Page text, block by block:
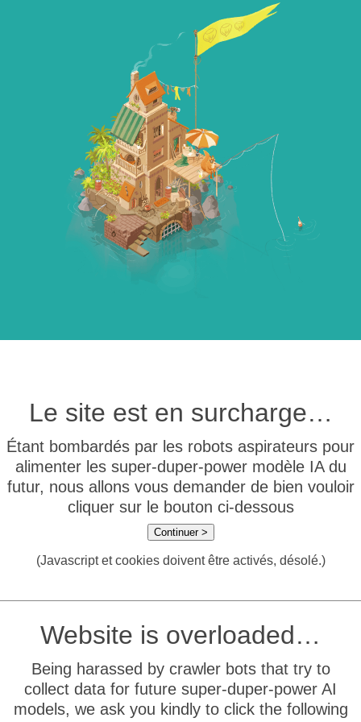
Le site est en surcharge…
Étant bombardés par les robots aspirateurs pour
alimenter les super-duper-power modèle IA du
futur, nous allons vous demander de bien vouloir
cliquer sur le bouton ci-dessous
Continuer >
(Javascript et cookies doivent être activés, désolé.)
Website is overloaded…
Being harassed by crawler bots that try to
collect data for future super-duper-power AI
models, we ask you kindly to click the following